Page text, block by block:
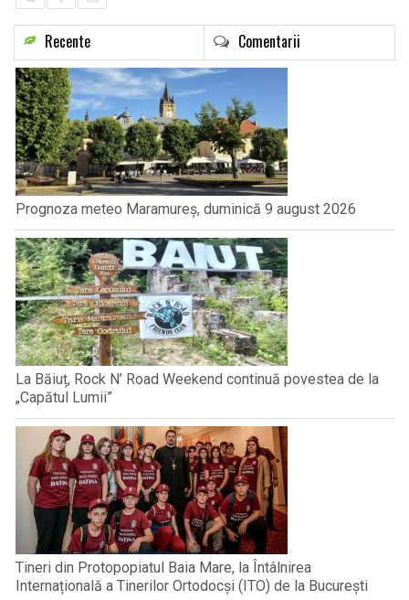
Recente Comentarii
Prognoza meteo Maramureș, duminică 9 august 2026
La Băiuț, Rock N’ Road Weekend continuă povestea de la
„Capătul Lumii”
Tineri din Protopopiatul Baia Mare, la Întâlnirea
Internațională a Tinerilor Ortodocși (ITO) de la București